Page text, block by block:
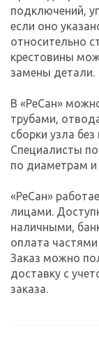
подключений,
если оно
относительно
крестовины
замены детали.
В «РеСан»
трубами,
сборки узла
Специалисты
по диаметрам и
«РеСан»
лицами.
наличными,
оплата
Заказ можно
доставку с
заказа.